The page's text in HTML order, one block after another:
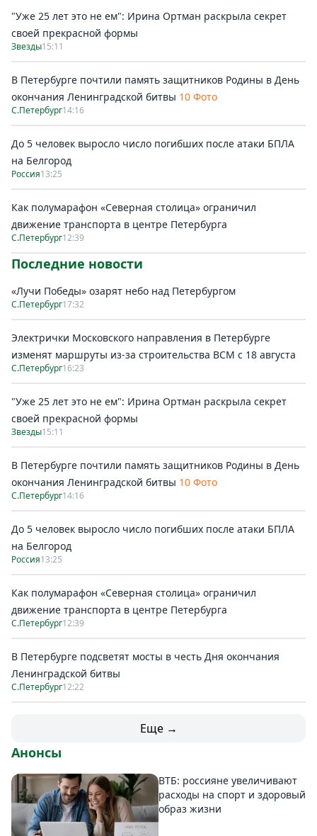
"Уже 25 лет это не ем": Ирина Ортман раскрыла секрет
своей прекрасной формы
Звезды15:11
В Петербурге почтили память защитников Родины в День
окончания Ленинградской битвы 10 Фото
С.Петербург14:16
До 5 человек выросло число погибших после атаки БПЛА
на Белгород
Россия13:25
Как полумарафон «Северная столица» ограничил
движение транспорта в центре Петербурга
С.Петербург12:39
Последние новости
«Лучи Победы» озарят небо над Петербургом
С.Петербург17:32
Электрички Московского направления в Петербурге
изменят маршруты из-за строительства ВСМ с 18 августа
С.Петербург16:23
"Уже 25 лет это не ем": Ирина Ортман раскрыла секрет
своей прекрасной формы
Звезды15:11
В Петербурге почтили память защитников Родины в День
окончания Ленинградской битвы 10 Фото
С.Петербург14:16
До 5 человек выросло число погибших после атаки БПЛА
на Белгород
Россия13:25
Как полумарафон «Северная столица» ограничил
движение транспорта в центре Петербурга
С.Петербург12:39
В Петербурге подсветят мосты в честь Дня окончания
Ленинградской битвы
С.Петербург12:22
Еще →
Анонсы
ВТБ: россияне увеличивают
расходы на спорт и здоровый
образ жизни